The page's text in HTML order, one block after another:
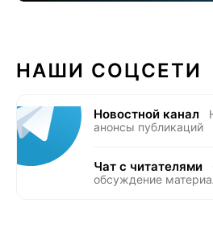
НАШИ СОЦСЕТИ
Новостной канал
анонсы публикаций
Чат с читателями
обсуждение